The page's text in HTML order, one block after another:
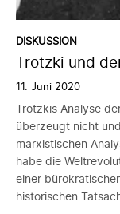
DISKUSSION
Trotzki und
11. Juni 2020
Trotzkis Analyse
überzeugt nicht
marxistischen
habe die
einer
historischen